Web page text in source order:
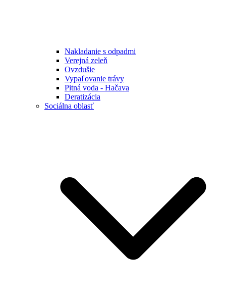
Nakladanie s odpadmi
Verejná zeleň
Ovzdušie
Vypaľovanie trávy
Pitná voda - Hačava
Deratizácia
Sociálna oblasť